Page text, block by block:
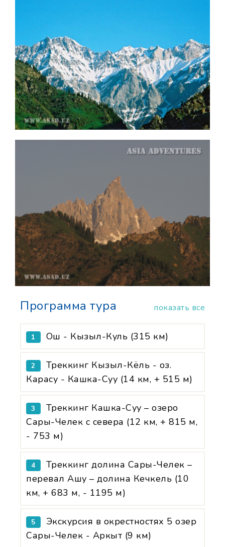
Программа тура показать все
1 Ош - Кызыл-Куль (315 км)
2
Треккинг Кызыл-Кёль - оз.
Карасу - Кашка-Суу (14 км, + 515 м)
3
Треккинг Кашка-Суу – озеро
Сары-Челек с севера (12 км, + 815 м,
- 753 м)
4
Треккинг долина Сары-Челек –
перевал Ашу – долина Кечкель (10
км, + 683 м, - 1195 м)
5
Экскурсия в окрестностях 5 озер
Сары-Челек - Аркыт (9 км)